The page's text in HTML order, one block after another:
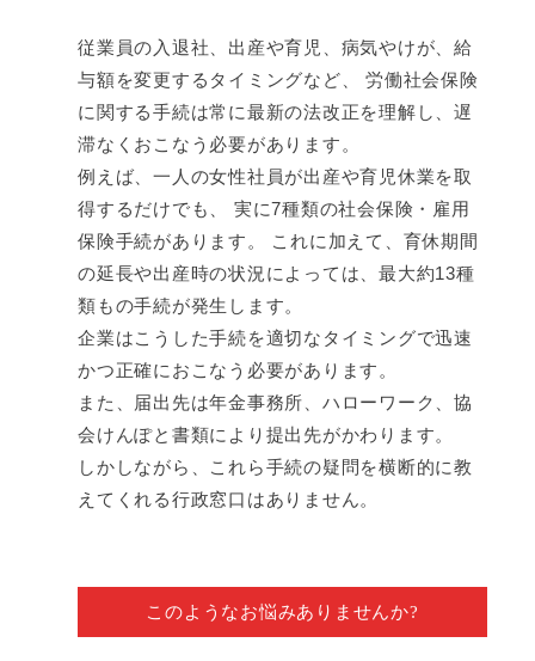
従業員の入退社、出産や育児、病気やけが、給
与額を変更するタイミングなど、 労働社会保険
に関する手続は常に最新の法改正を理解し、遅
滞なくおこなう必要があります。
例えば、一人の女性社員が出産や育児休業を取
得するだけでも、 実に7種類の社会保険・雇用
保険手続があります。 これに加えて、育休期間
の延長や出産時の状況によっては、最大約13種
類もの手続が発生します。
企業はこうした手続を適切なタイミングで迅速
かつ正確におこなう必要があります。
また、届出先は年金事務所、ハローワーク、協
会けんぽと書類により提出先がかわります。
しかしながら、これら手続の疑問を横断的に教
えてくれる行政窓口はありません。
このようなお悩みありませんか?